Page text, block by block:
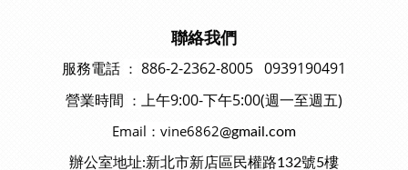
聯絡我們
服務電話 ： 886-2-2362-8005 0939190491
營業時間 ： 上午9:00-下午5:00(週一至週五)
Email：vine6862@gmail.com
辦公室地址:新北市新店區民權路132號5樓